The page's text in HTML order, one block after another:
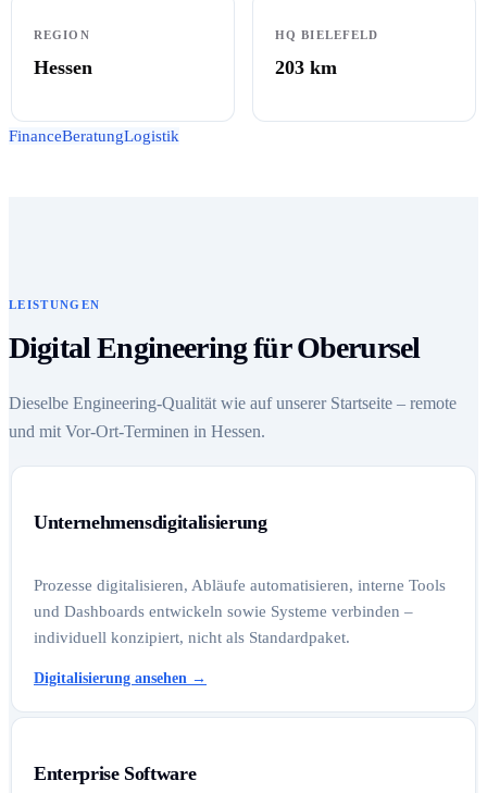
REGION
Hessen
HQ BIELEFELD
203 km
FinanceBeratungLogistik
LEISTUNGEN
Digital Engineering für Oberursel
Dieselbe Engineering-Qualität wie auf unserer Startseite – remote
und mit Vor-Ort-Terminen in Hessen.
Unternehmensdigitalisierung
Prozesse digitalisieren, Abläufe automatisieren, interne Tools
und Dashboards entwickeln sowie Systeme verbinden –
individuell konzipiert, nicht als Standardpaket.
Digitalisierung ansehen →
Enterprise Software